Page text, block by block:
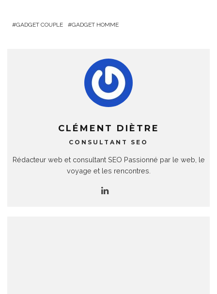
GADGET COUPLE GADGET HOMME
CLÉMENT DIÈTRE
CONSULTANT SEO
Rédacteur web et consultant SEO Passionné par le web, le
voyage et les rencontres.